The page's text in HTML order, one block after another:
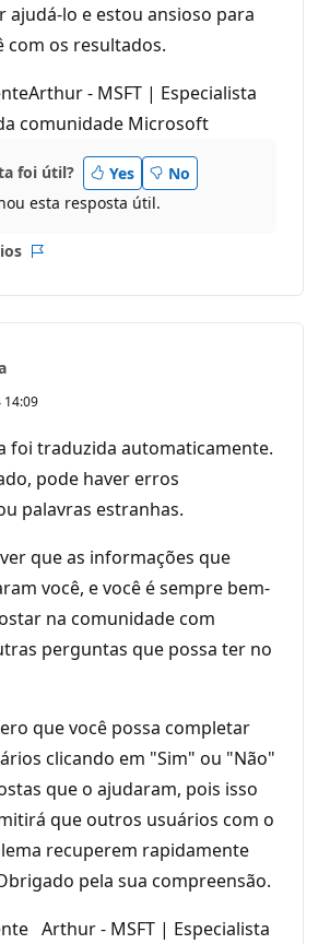
ajudá-lo e estou ansioso para
com os resultados.
- MSFT | Especialista
comunidade Microsoft
foi útil? Yes
No
esta resposta útil.
14:09
foi traduzida automaticamente.
pode haver erros
palavras estranhas.
que as informações que
você, e você é sempre bem-
na comunidade com
perguntas que possa ter no
que você possa completar
clicando em "Sim" ou "Não"
que o ajudaram, pois isso
que outros usuários com o
recuperem rapidamente
pela sua compreensão.
Arthur - MSFT | Especialista